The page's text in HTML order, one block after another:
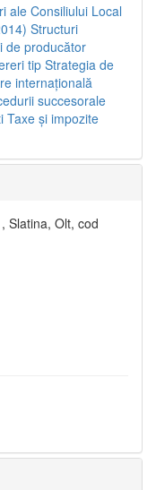
ale Consiliului Local
Structuri
de producător
tipStrategia de
internaţională
succesorale
Taxe şi impozite
Slatina, Olt, cod